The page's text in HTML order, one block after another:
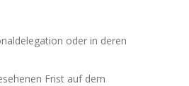
oder in deren
Frist auf dem